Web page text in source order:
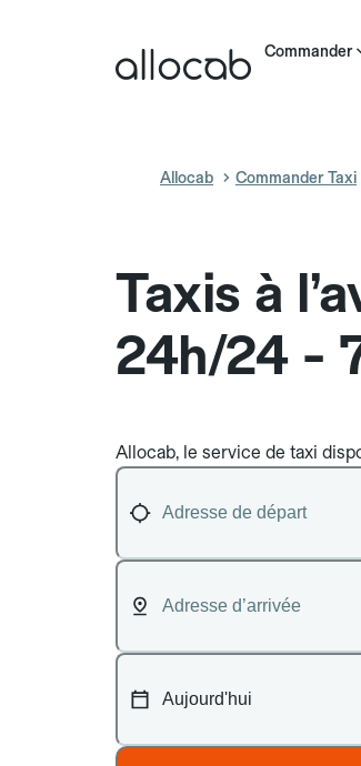
Commander
Allocab Commander Taxi
Taxis à
24h/24 -
Allocab, le service de taxi